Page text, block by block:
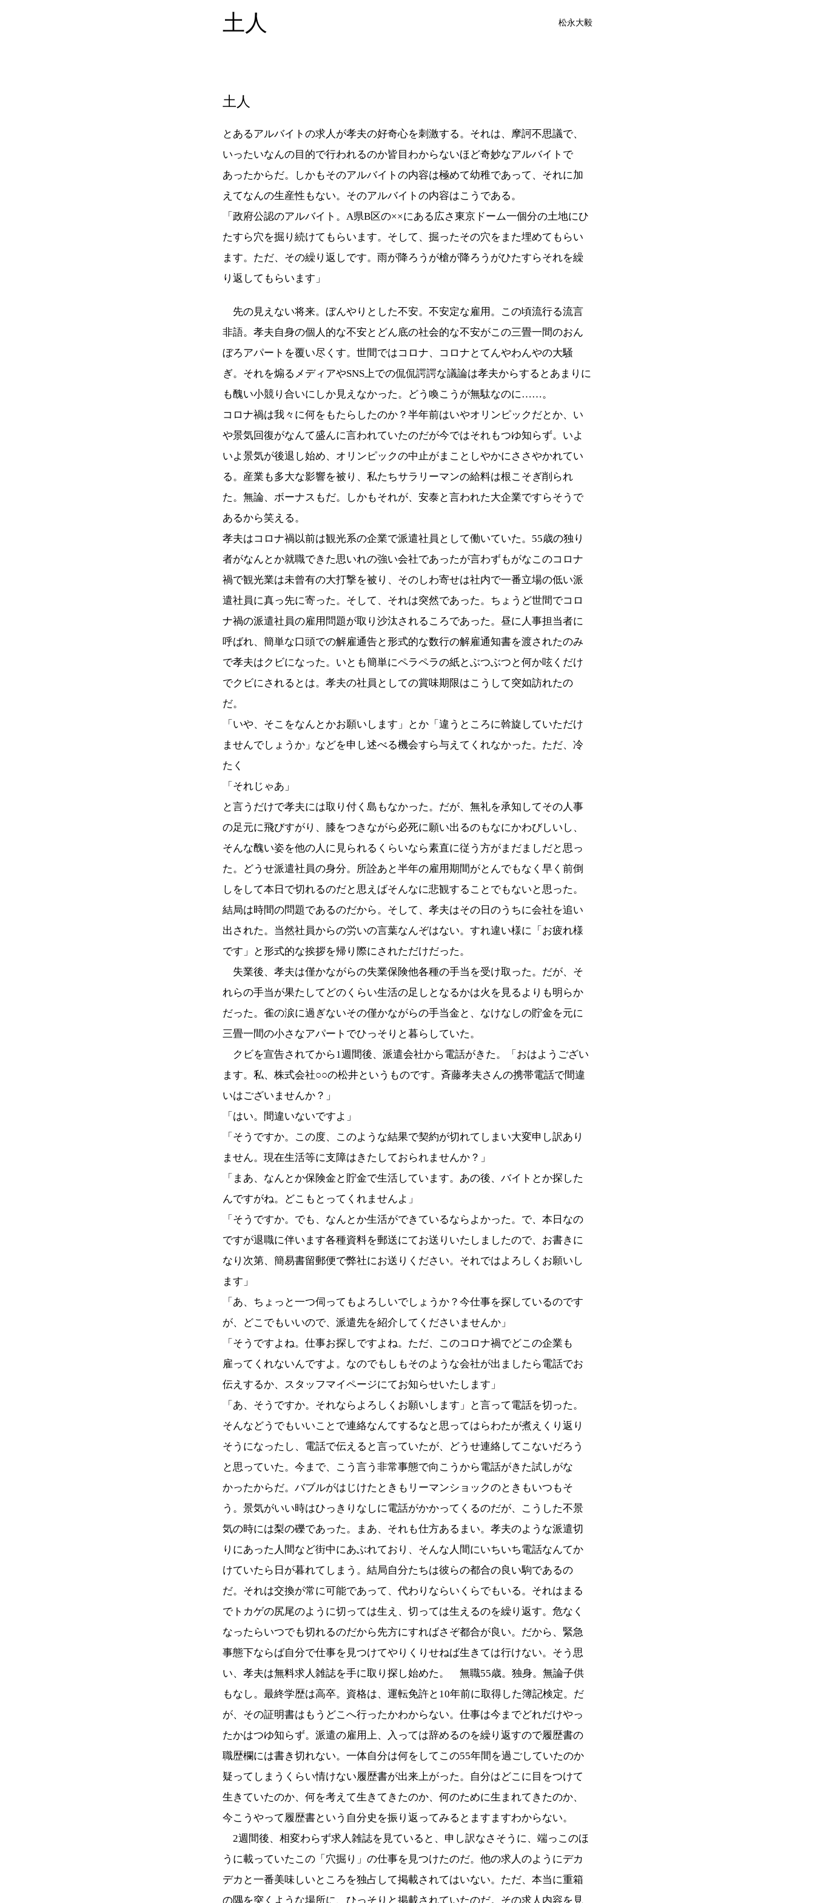
土人 松永大毅
土人
とあるアルバイトの求人が孝夫の好奇心を刺激する。それは、摩訶不思議で、
いったいなんの目的で行われるのか皆目わからないほど奇妙なアルバイトで
あったからだ。しかもそのアルバイトの内容は極めて幼稚であって、それに加
えてなんの生産性もない。そのアルバイトの内容はこうである。
「政府公認のアルバイト。A県B区の××にある広さ東京ドーム一個分の土地にひ
たすら穴を掘り続けてもらいます。そして、掘ったその穴をまた埋めてもらい
ます。ただ、その繰り返しです。雨が降ろうが槍が降ろうがひたすらそれを繰
り返してもらいます」
先の見えない将来。ぼんやりとした不安。不安定な雇用。この頃流行る流言
非語。孝夫自身の個人的な不安とどん底の社会的な不安がこの三畳一間のおん
ぼろアパートを覆い尽くす。世間ではコロナ、コロナとてんやわんやの大騒
ぎ。それを煽るメディアやSNS上での侃侃諤諤な議論は孝夫からするとあまりに
も醜い小競り合いにしか見えなかった。どう喚こうが無駄なのに……。
コロナ禍は我々に何をもたらしたのか？半年前はいやオリンピックだとか、い
や景気回復がなんて盛んに言われていたのだが今ではそれもつゆ知らず。いよ
いよ景気が後退し始め、オリンピックの中止がまことしやかにささやかれてい
る。産業も多大な影響を被り、私たちサラリーマンの給料は根こそぎ削られ
た。無論、ボーナスもだ。しかもそれが、安泰と言われた大企業ですらそうで
あるから笑える。
孝夫はコロナ禍以前は観光系の企業で派遣社員として働いていた。55歳の独り
者がなんとか就職できた思いれの強い会社であったが言わずもがなこのコロナ
禍で観光業は未曾有の大打撃を被り、そのしわ寄せは社内で一番立場の低い派
遣社員に真っ先に寄った。そして、それは突然であった。ちょうど世間でコロ
ナ禍の派遣社員の雇用問題が取り沙汰されるころであった。昼に人事担当者に
呼ばれ、簡単な口頭での解雇通告と形式的な数行の解雇通知書を渡されたのみ
で孝夫はクビになった。いとも簡単にペラペラの紙とぶつぶつと何か呟くだけ
でクビにされるとは。孝夫の社員としての賞味期限はこうして突如訪れたの
だ。
「いや、そこをなんとかお願いします」とか「違うところに斡旋していただけ
ませんでしょうか」などを申し述べる機会すら与えてくれなかった。ただ、冷
たく
「それじゃあ」
と言うだけで孝夫には取り付く島もなかった。だが、無礼を承知してその人事
の足元に飛びすがり、膝をつきながら必死に願い出るのもなにかわびしいし、
そんな醜い姿を他の人に見られるくらいなら素直に従う方がまだましだと思っ
た。どうせ派遣社員の身分。所詮あと半年の雇用期間がとんでもなく早く前倒
しをして本日で切れるのだと思えばそんなに悲観することでもないと思った。
結局は時間の問題であるのだから。そして、孝夫はその日のうちに会社を追い
出された。当然社員からの労いの言葉なんぞはない。すれ違い様に「お疲れ様
です」と形式的な挨拶を帰り際にされただけだった。
失業後、孝夫は僅かながらの失業保険他各種の手当を受け取った。だが、そ
れらの手当が果たしてどのくらい生活の足しとなるかは火を見るよりも明らか
だった。雀の涙に過ぎないその僅かながらの手当金と、なけなしの貯金を元に
三畳一間の小さなアパートでひっそりと暮らしていた。
クビを宣告されてから1週間後、派遣会社から電話がきた。「おはようござい
ます。私、株式会社○○の松井というものです。斉藤孝夫さんの携帯電話で間違
いはございませんか？」
「はい。間違いないですよ」
「そうですか。この度、このような結果で契約が切れてしまい大変申し訳あり
ません。現在生活等に支障はきたしておられませんか？」
「まあ、なんとか保険金と貯金で生活しています。あの後、バイトとか探した
んですがね。どこもとってくれませんよ」
「そうですか。でも、なんとか生活ができているならよかった。で、本日なの
ですが退職に伴います各種資料を郵送にてお送りいたしましたので、お書きに
なり次第、簡易書留郵便で弊社にお送りください。それではよろしくお願いし
ます」
「あ、ちょっと一つ伺ってもよろしいでしょうか？今仕事を探しているのです
が、どこでもいいので、派遣先を紹介してくださいませんか」
「そうですよね。仕事お探しですよね。ただ、このコロナ禍でどこの企業も
雇ってくれないんですよ。なのでもしもそのような会社が出ましたら電話でお
伝えするか、スタッフマイページにてお知らせいたします」
「あ、そうですか。それならよろしくお願いします」と言って電話を切った。
そんなどうでもいいことで連絡なんてするなと思ってはらわたが煮えくり返り
そうになったし、電話で伝えると言っていたが、どうせ連絡してこないだろう
と思っていた。今まで、こう言う非常事態で向こうから電話がきた試しがな
かったからだ。バブルがはじけたときもリーマンショックのときもいつもそ
う。景気がいい時はひっきりなしに電話がかかってくるのだが、こうした不景
気の時には梨の礫であった。まあ、それも仕方あるまい。孝夫のような派遣切
りにあった人間など街中にあぶれており、そんな人間にいちいち電話なんてか
けていたら日が暮れてしまう。結局自分たちは彼らの都合の良い駒であるの
だ。それは交換が常に可能であって、代わりならいくらでもいる。それはまる
でトカゲの尻尾のように切っては生え、切っては生えるのを繰り返す。危なく
なったらいつでも切れるのだから先方にすればさぞ都合が良い。だから、緊急
事態下ならば自分で仕事を見つけてやりくりせねば生きては行けない。そう思
い、孝夫は無料求人雑誌を手に取り探し始めた。 無職55歳。独身。無論子供
もなし。最終学歴は高卒。資格は、運転免許と10年前に取得した簿記検定。だ
が、その証明書はもうどこへ行ったかわからない。仕事は今までどれだけやっ
たかはつゆ知らず。派遣の雇用上、入っては辞めるのを繰り返すので履歴書の
職歴欄には書き切れない。一体自分は何をしてこの55年間を過ごしていたのか
疑ってしまうくらい情けない履歴書が出来上がった。自分はどこに目をつけて
生きていたのか、何を考えて生きてきたのか、何のために生まれてきたのか、
今こうやって履歴書という自分史を振り返ってみるとますますわからない。
2週間後、相変わらず求人雑誌を見ていると、申し訳なさそうに、端っこのほ
うに載っていたこの「穴掘り」の仕事を見つけたのだ。他の求人のようにデカ
デカと一番美味しいところを独占して掲載されてはいない。ただ、本当に重箱
の隅を突くような場所に、ひっそりと掲載されていたのだ。その求人内容を見